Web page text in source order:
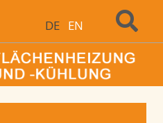
DE EN